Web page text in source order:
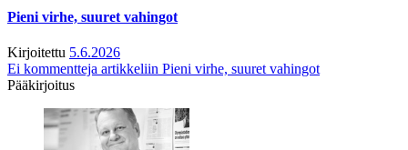
Pieni virhe, suuret vahingot
Kirjoitettu 5.6.2026
Ei kommentteja artikkeliin Pieni virhe, suuret vahingot
Pääkirjoitus